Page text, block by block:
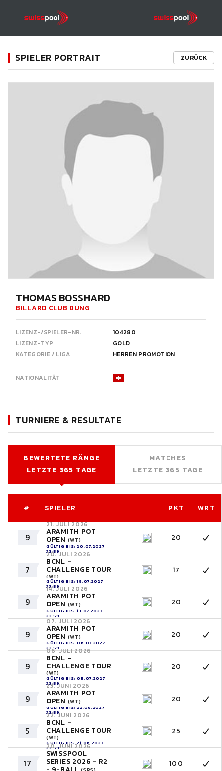
SPIELER PORTRAIT ZURÜCK
THOMAS BOSSHARD
BILLARD CLUB 8UNG
LIZENZ-/SPIELER-NR.
104280
LIZENZ-TYP
GOLD
KATEGORIE / LIGA
HERREN PROMOTION
NATIONALITÄT
TURNIERE & RESULTATE
BEWERTETE RÄNGE
LETZTE 365 TAGE
MATCHES
LETZTE 365 TAGE
# SPIELER PKT WRT
9
21. JULI 2026
ARAMITH POT
OPEN (WT)
GÜLTIG BIS: 20.07.2027
23:59
20
7
20. JULI 2026
BCNL –
CHALLENGE TOUR
(WT)
GÜLTIG BIS: 19.07.2027
23:59
17
9
14. JULI 2026
ARAMITH POT
OPEN (WT)
GÜLTIG BIS: 13.07.2027
23:59
20
9
07. JULI 2026
ARAMITH POT
OPEN (WT)
GÜLTIG BIS: 06.07.2027
23:59
20
9
06. JULI 2026
BCNL –
CHALLENGE TOUR
(WT)
GÜLTIG BIS: 05.07.2027
23:59
20
9
23. JUNI 2026
ARAMITH POT
OPEN (WT)
GÜLTIG BIS: 22.06.2027
23:59
20
5
22. JUNI 2026
BCNL –
CHALLENGE TOUR
(WT)
GÜLTIG BIS: 21.06.2027
23:59
25
17
20. JUNI 2026
SWISSPOOL
SERIES 2026 - R2 100